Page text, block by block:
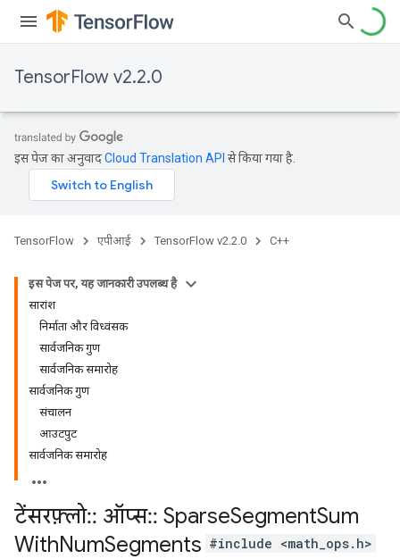
TensorFlow v2.2.0
इस पेज का अनुवादCloud Translation API से किया गया है.
TensorFlow एपीआई TensorFlow v2.2.0 C++
इस पेज पर, यह जानकारी उपलब्ध है
सारांश
निर्माता और विध्वंसक
सार्वजनिक गुण
सार्वजनिक समारोह
सार्वजनिक गुण
संचालन
आउटपुट
सार्वजनिक समारोह
टेंसरफ़्लो:: ऑप्स:: SparseSegmentSum
WithNumSegments #include <math_ops.h>